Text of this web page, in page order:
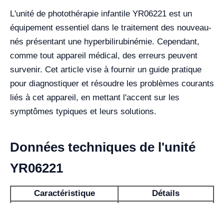
L'unité de photothérapie infantile YR06221 est un
équipement essentiel dans le traitement des nouveau-
nés présentant une hyperbilirubinémie. Cependant,
comme tout appareil médical, des erreurs peuvent
survenir. Cet article vise à fournir un guide pratique
pour diagnostiquer et résoudre les problèmes courants
liés à cet appareil, en mettant l'accent sur les
symptômes typiques et leurs solutions.
Données techniques de l'unité
YR06221
Caractéristique
Détails